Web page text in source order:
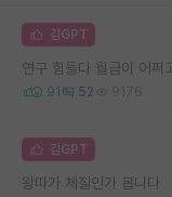
김GPT
연구 힘들다 월급이 어쩌
91 52 9176
김GPT
왕따가 체질인가 봅니다